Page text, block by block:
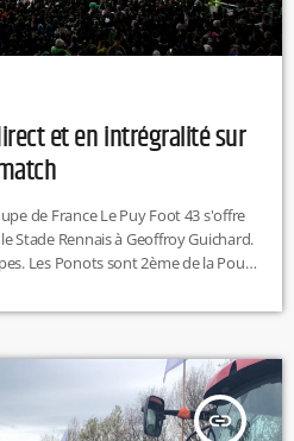
et en intrégralité sur
de France Le Puy Foot 43 s'offre
Stade Rennais à Geoffroy Guichard.
Les Ponots sont 2ème de la Poule
viennent de se faire éliminer de la
insert_link